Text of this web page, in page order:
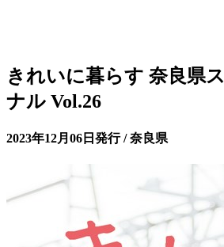
きれいに暮らす 奈良県
ナル Vol.26
2023年12月06日発行 / 奈良県